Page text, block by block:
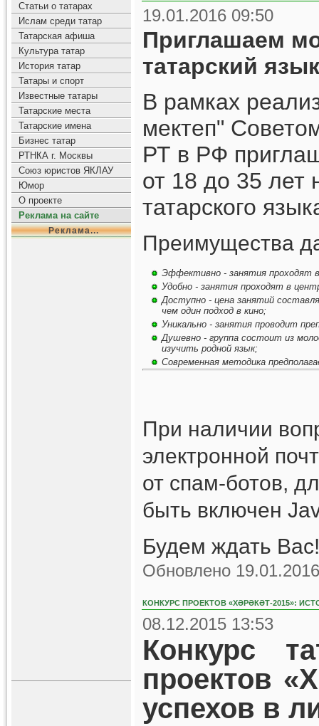
Статьи о татарах
Ислам среди татар
Татарская афиша
Культура татар
История татар
Татары и спорт
Известные татары
Татарские места
Татарские имена
Бизнес татар
РТНКА г. Москвы
Союз юристов ЯКЛАУ
Юмор
О проекте
Реклама на сайте
Реклама...
19.01.2016 09:50
Приглашаем
татарский
В рамках
мектеп"
РТ в РФ
от 18 до 35 лет
татарского
Преимущества
Эффективно - занятия проходят
Удобно - занятия проходят в
Доступно - цена занятий
чем один подход в кино;
Уникально - занятия проводит
Душевно - группа состоит из
изучить родной язык;
Современная методика
При наличии
электронной
от спам-ботов,
быть включен
Будем ждать
Обновлено
КОНКУРС ПРОЕКТОВ «ХӘРӘКӘТ-2015»:
08.12.2015 13:53
Конкурс
проектов
успехов в